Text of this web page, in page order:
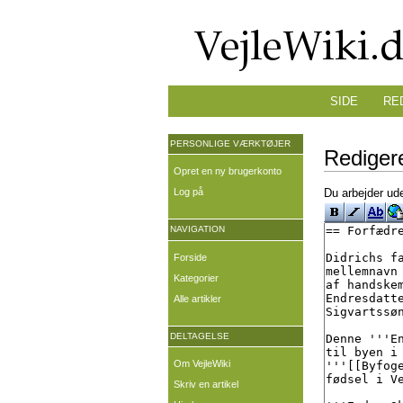
Du arbejder
SIDE
PERSONLIGE VÆRKTØJER
Opret en ny brugerkonto
Log på
NAVIGATION
Forside
Kategorier
Alle artikler
DELTAGELSE
Om VejleWiki
Skriv en artikel